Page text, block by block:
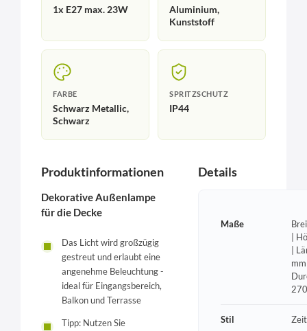
1x E27 max. 23W
Aluminium,
Kunststoff
FARBE
Schwarz Metallic,
Schwarz
SPRITZSCHUTZ
IP44
Produktinformationen
Dekorative Außenlampe
für die Decke
Das Licht wird großzügig
gestreut und erlaubt eine
angenehme Beleuchtung -
ideal für Eingangsbereich,
Balkon und Terrasse
Tipp: Nutzen Sie
Details
Maße
|
|
Stil